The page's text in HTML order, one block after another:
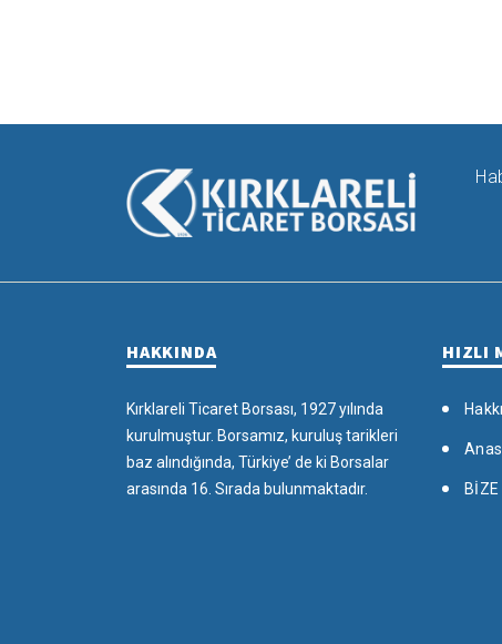
HAKKINDA
Kırklareli Ticaret Borsası, 1927 yılında
kurulmuştur. Borsamız, kuruluş tarikleri
baz alındığında, Türkiye’ de ki Borsalar
arasında 16. Sırada bulunmaktadır.
HIZLI
BİZE